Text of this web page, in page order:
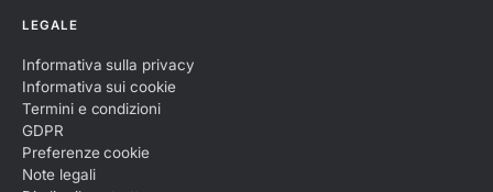
LEGALE
Informativa sulla privacy
Informativa sui cookie
Termini e condizioni
GDPR
Preferenze cookie
Note legali